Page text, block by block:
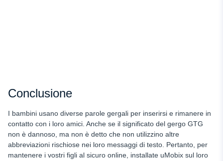
Conclusione
I bambini usano diverse parole gergali per inserirsi e rimanere in
contatto con i loro amici. Anche se il significato del gergo GTG
non è dannoso, ma non è detto che non utilizzino altre
abbreviazioni rischiose nei loro messaggi di testo. Pertanto, per
mantenere i vostri figli al sicuro online, installate uMobix sul loro